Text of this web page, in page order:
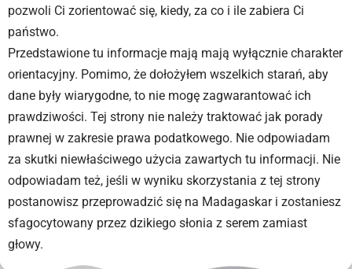
pozwoli Ci zorientować się, kiedy, za co i ile zabiera Ci
państwo.
Przedstawione tu informacje mają mają wyłącznie charakter
orientacyjny. Pomimo, że dołożyłem wszelkich starań, aby
dane były wiarygodne, to nie mogę zagwarantować ich
prawdziwości. Tej strony nie należy traktować jak porady
prawnej w zakresie prawa podatkowego. Nie odpowiadam
za skutki niewłaściwego użycia zawartych tu informacji. Nie
odpowiadam też, jeśli w wyniku skorzystania z tej strony
postanowisz przeprowadzić się na Madagaskar i zostaniesz
sfagocytowany przez dzikiego słonia z serem zamiast
głowy.